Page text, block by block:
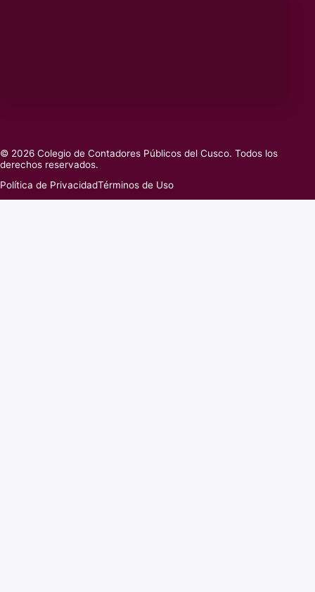
© 2026 Colegio de Contadores Públicos del Cusco. Todos los
derechos reservados.
Política de PrivacidadTérminos de Uso